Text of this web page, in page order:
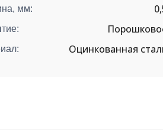
мм:
Оцинкованная